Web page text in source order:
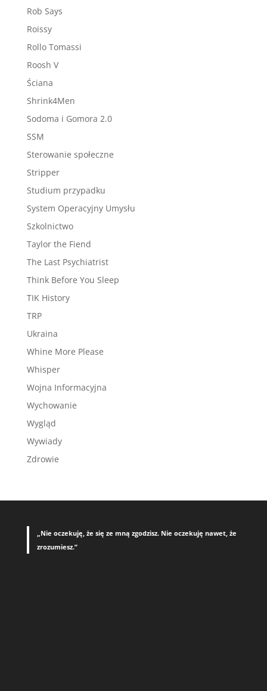
Rob Says
Roissy
Rollo Tomassi
Roosh V
Ściana
Shrink4Men
Sodoma i Gomora 2.0
SSM
Sterowanie społeczne
Stripper
Studium przypadku
System Operacyjny Umysłu
Szkolnictwo
Taylor the Fiend
The Last Psychiatrist
Think Before You Sleep
TIK History
TRP
Ukraina
Whine More Please
Whisper
Wojna Informacyjna
Wychowanie
Wygląd
Wywiady
Zdrowie
„Nie oczekuję, że się ze mną zgodzisz. Nie oczekuję nawet, że
zrozumiesz.”